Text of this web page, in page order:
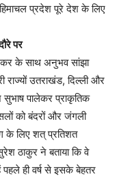
प्रदेश पूरे देश के लिए
पर
के साथ अनुभव सांझा
उतराखंड, दिल्ली और
पालेकर प्राकृतिक
को बंदरों और जंगली
के लिए शत् प्रतिशत
ठाकुर ने बताया कि वे
ही वर्ष से इसके बेहतर